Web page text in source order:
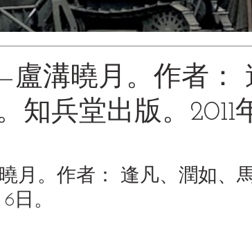
溝曉月。作者：
知兵堂出版。2011
月。作者： 逢凡、潤如、
日。